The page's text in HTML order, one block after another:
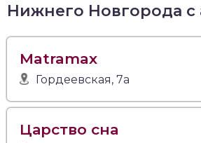
Нижнего Новгорода с
Matramax
Гордеевская, 7а
Царство сна